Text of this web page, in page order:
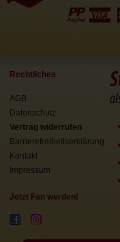
Rechtliches
AGB
Datenschutz
Vertrag widerrufen
Barrierefreiheitserklärung
Kontakt
Impressum
Jetzt Fan werden!